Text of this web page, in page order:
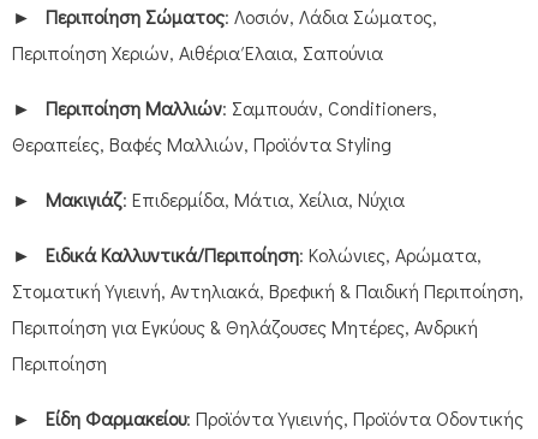
► Περιποίηση Σώματος: Λοσιόν, Λάδια Σώματος,
Περιποίηση Χεριών, Αιθέρια Έλαια, Σαπούνια
► Περιποίηση Μαλλιών: Σαμπουάν, Conditioners,
Θεραπείες, Βαφές Μαλλιών, Προϊόντα Styling
► Μακιγιάζ: Επιδερμίδα, Μάτια, Χείλια, Νύχια
► Ειδικά Καλλυντικά/Περιποίηση: Κολώνιες, Αρώματα,
Στοματική Υγιεινή, Αντηλιακά, Βρεφική & Παιδική Περιποίηση,
Περιποίηση για Εγκύους & Θηλάζουσες Μητέρες, Ανδρική
Περιποίηση
► Είδη Φαρμακείου: Προϊόντα Υγιεινής, Προϊόντα Οδοντικής